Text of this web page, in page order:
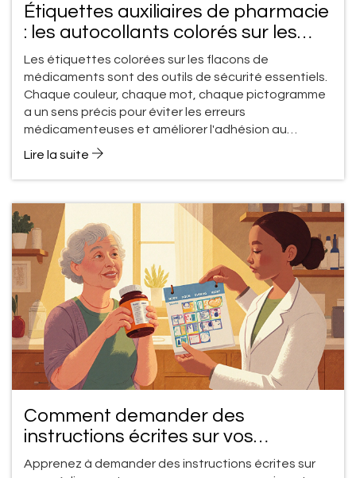
Étiquettes auxiliaires de pharmacie
: les autocollants colorés sur les
flacons de médicaments expliqués
Les étiquettes colorées sur les flacons de
médicaments sont des outils de sécurité essentiels.
Chaque couleur, chaque mot, chaque pictogramme
a un sens précis pour éviter les erreurs
médicamenteuses et améliorer l'adhésion au
Lire la suite
Comment demander des
instructions écrites sur vos
médicaments que vous comprenez
Apprenez à demander des instructions écrites sur